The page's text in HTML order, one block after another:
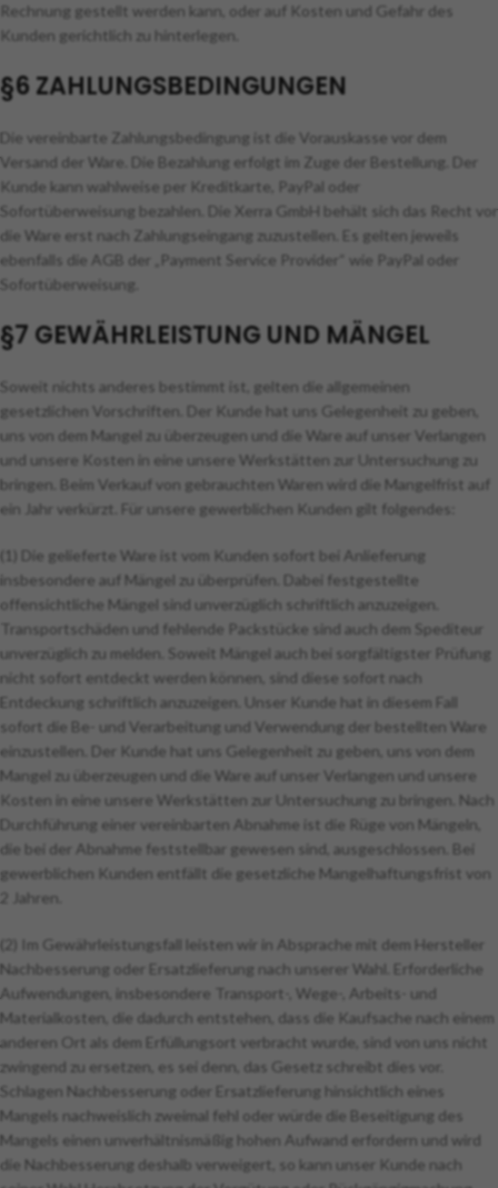
Rechnung gestellt werden kann, oder auf Kosten und Gefahr des
Kunden gerichtlich zu hinterlegen.
§6 ZAHLUNGSBEDINGUNGEN
Die vereinbarte Zahlungsbedingung ist die Vorauskasse vor dem
Versand der Ware. Die Bezahlung erfolgt im Zuge der Bestellung. Der
Kunde kann wahlweise per Kreditkarte, PayPal oder
Sofortüberweisung bezahlen. Die Xerra GmbH behält sich das Recht vor
die Ware erst nach Zahlungseingang zuzustellen. Es gelten jeweils
ebenfalls die AGB der „Payment Service Provider“ wie PayPal oder
Sofortüberweisung.
§7 GEWÄHRLEISTUNG UND MÄNGEL
Soweit nichts anderes bestimmt ist, gelten die allgemeinen
gesetzlichen Vorschriften. Der Kunde hat uns Gelegenheit zu geben,
uns von dem Mangel zu überzeugen und die Ware auf unser Verlangen
und unsere Kosten in eine unsere Werkstätten zur Untersuchung zu
bringen. Beim Verkauf von gebrauchten Waren wird die Mangelfrist auf
ein Jahr verkürzt. Für unsere gewerblichen Kunden gilt folgendes:
(1) Die gelieferte Ware ist vom Kunden sofort bei Anlieferung
insbesondere auf Mängel zu überprüfen. Dabei festgestellte
offensichtliche Mängel sind unverzüglich schriftlich anzuzeigen.
Transportschäden und fehlende Packstücke sind auch dem Spediteur
unverzüglich zu melden. Soweit Mängel auch bei sorgfältigster Prüfung
nicht sofort entdeckt werden können, sind diese sofort nach
Entdeckung schriftlich anzuzeigen. Unser Kunde hat in diesem Fall
sofort die Be- und Verarbeitung und Verwendung der bestellten Ware
einzustellen. Der Kunde hat uns Gelegenheit zu geben, uns von dem
Mangel zu überzeugen und die Ware auf unser Verlangen und unsere
Kosten in eine unsere Werkstätten zur Untersuchung zu bringen. Nach
Durchführung einer vereinbarten Abnahme ist die Rüge von Mängeln,
die bei der Abnahme feststellbar gewesen sind, ausgeschlossen. Bei
gewerblichen Kunden entfällt die gesetzliche Mangelhaftungsfrist von
2 Jahren.
(2) Im Gewährleistungsfall leisten wir in Absprache mit dem Hersteller
Nachbesserung oder Ersatzlieferung nach unserer Wahl. Erforderliche
Aufwendungen, insbesondere Transport-, Wege-, Arbeits- und
Materialkosten, die dadurch entstehen, dass die Kaufsache nach einem
anderen Ort als dem Erfüllungsort verbracht wurde, sind von uns nicht
zwingend zu ersetzen, es sei denn, das Gesetz schreibt dies vor.
Schlagen Nachbesserung oder Ersatzlieferung hinsichtlich eines
Mangels nachweislich zweimal fehl oder würde die Beseitigung des
Mangels einen unverhältnismäßig hohen Aufwand erfordern und wird
die Nachbesserung deshalb verweigert, so kann unser Kunde nach